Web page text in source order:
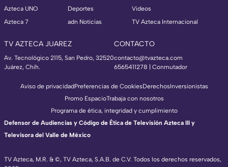
Azteca UNO
Azteca 7
Deportes
adn Noticias
Videos
TV Azteca Internacional
TV AZTECA JUAREZ
Av. Tecnológico 2115, San Pedro, 32520
Juárez, Chih.
CONTACTO
contacto@tvazteca.com
6565411278 | Conmutador
TV Azteca, M.R. & ©, TV Azteca, S.A.B. de C.V. Todos los derechos reservados,
Aviso de privacidadPreferencias de CookiesDerechosInversionistas
Promo EspacioTrabaja con nosotros
Programa de ética, integridad y cumplimiento
Defensor de Audiencias y Código de Ética de Televisión Azteca III y
Televisora del Valle de México